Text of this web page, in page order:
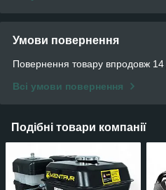
Умови повернення
Повернення товару впродовж 14
Всі умови повернення
Подібні товари компанії